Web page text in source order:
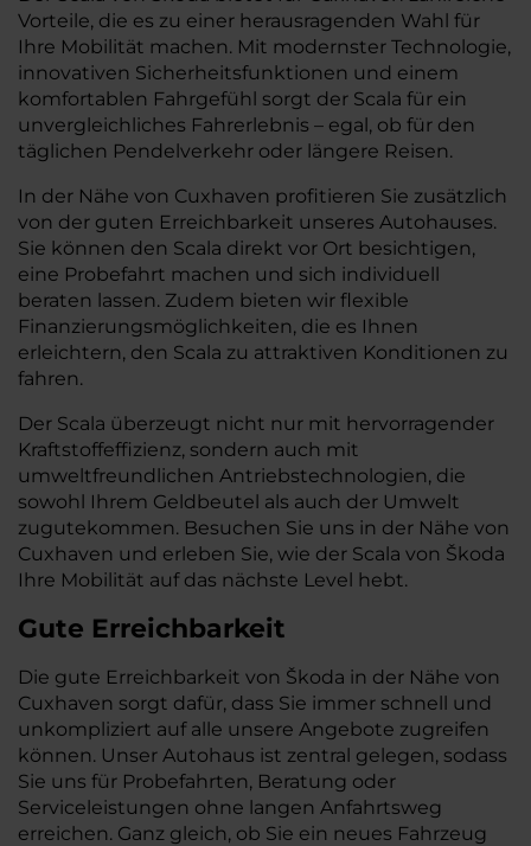
Vorteile, die es zu einer herausragenden Wahl für
Ihre Mobilität machen. Mit modernster Technologie,
innovativen Sicherheitsfunktionen und einem
komfortablen Fahrgefühl sorgt der Scala für ein
unvergleichliches Fahrerlebnis – egal, ob für den
täglichen Pendelverkehr oder längere Reisen.
In der Nähe von Cuxhaven profitieren Sie zusätzlich
von der guten Erreichbarkeit unseres Autohauses.
Sie können den Scala direkt vor Ort besichtigen,
eine Probefahrt machen und sich individuell
beraten lassen. Zudem bieten wir flexible
Finanzierungsmöglichkeiten, die es Ihnen
erleichtern, den Scala zu attraktiven Konditionen zu
fahren.
Der Scala überzeugt nicht nur mit hervorragender
Kraftstoffeffizienz, sondern auch mit
umweltfreundlichen Antriebstechnologien, die
sowohl Ihrem Geldbeutel als auch der Umwelt
zugutekommen. Besuchen Sie uns in der Nähe von
Cuxhaven und erleben Sie, wie der Scala von Škoda
Ihre Mobilität auf das nächste Level hebt.
Gute Erreichbarkeit
Die gute Erreichbarkeit von Škoda in der Nähe von
Cuxhaven sorgt dafür, dass Sie immer schnell und
unkompliziert auf alle unsere Angebote zugreifen
können. Unser Autohaus ist zentral gelegen, sodass
Sie uns für Probefahrten, Beratung oder
Serviceleistungen ohne langen Anfahrtsweg
erreichen. Ganz gleich, ob Sie ein neues Fahrzeug